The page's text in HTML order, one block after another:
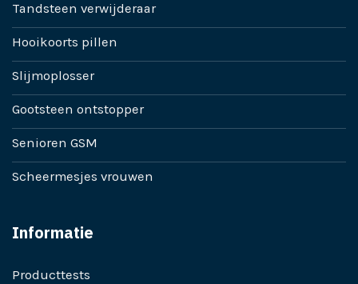
Tandsteen verwijderaar
Hooikoorts pillen
Slijmoplosser
Gootsteen ontstopper
Senioren GSM
Scheermesjes vrouwen
Informatie
Producttests